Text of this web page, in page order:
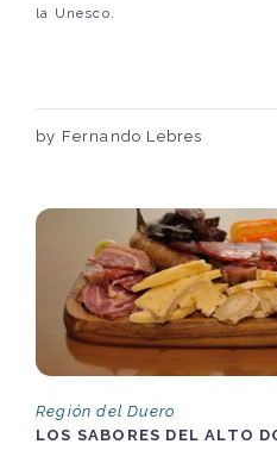
la Unesco.
by Fernando Lebres
Región del Duero
LOS SABORES DEL ALTO